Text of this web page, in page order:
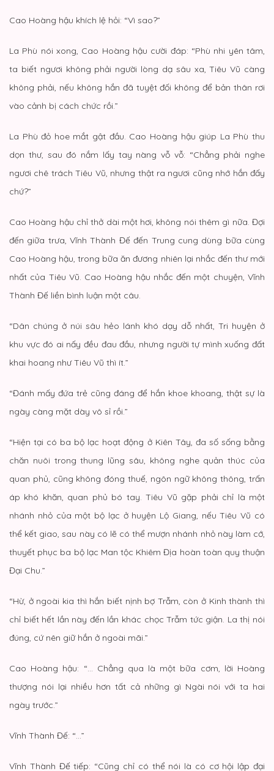
Cao Hoàng hậu khích lệ hỏi: “Vì sao?”
La Phù nói xong, Cao Hoàng hậu cười đáp: “Phù nhi yên tâm,
ta biết ngươi không phải người lòng dạ sâu xa, Tiêu Vũ càng
không phải, nếu không hắn đã tuyệt đối không để bản thân rơi
vào cảnh bị cách chức rồi.”
La Phù đỏ hoe mắt gật đầu. Cao Hoàng hậu giúp La Phù thu
dọn thư, sau đó nắm lấy tay nàng vỗ vỗ: “Chẳng phải nghe
ngươi chê trách Tiêu Vũ, nhưng thật ra ngươi cũng nhớ hắn đấy
chứ?”
Cao Hoàng hậu chỉ thở dài một hơi, không nói thêm gì nữa. Đợi
đến giữa trưa, Vĩnh Thành Đế đến Trung cung dùng bữa cùng
Cao Hoàng hậu, trong bữa ăn đương nhiên lại nhắc đến thư mới
nhất của Tiêu Vũ. Cao Hoàng hậu nhắc đến một chuyện, Vĩnh
Thành Đế liền bình luận một câu.
“Dân chúng ở núi sâu hẻo lánh khó dạy dỗ nhất, Tri huyện ở
khu vực đó ai nấy đều đau đầu, nhưng người tự mình xuống đất
khai hoang như Tiêu Vũ thì ít.”
“Đánh mấy đứa trẻ cũng đáng để hắn khoe khoang, thật sự là
ngày càng mặt dày vô sỉ rồi.”
“Hiện tại có ba bộ lạc hoạt động ở Kiên Tây, đa số sống bằng
chăn nuôi trong thung lũng sâu, không nghe quản thúc của
quan phủ, cũng không đóng thuế, ngôn ngữ không thông, trấn
áp khó khăn, quan phủ bó tay. Tiêu Vũ gặp phải chỉ là một
nhánh nhỏ của một bộ lạc ở huyện Lộ Giang, nếu Tiêu Vũ có
thể kết giao, sau này có lẽ có thể mượn nhánh nhỏ này làm cớ,
thuyết phục ba bộ lạc Man tộc Khiêm Địa hoàn toàn quy thuận
Đại Chu.”
“Hừ, ở ngoài kia thì hắn biết nịnh bợ Trẫm, còn ở Kinh thành thì
chỉ biết hết lần này đến lần khác chọc Trẫm tức giận. La thị nói
đúng, cứ nên giữ hắn ở ngoài mãi.”
Cao Hoàng hậu: “… Chẳng qua là một bữa cơm, lời Hoàng
thượng nói lại nhiều hơn tất cả những gì Ngài nói với ta hai
ngày trước.”
Vĩnh Thành Đế: “…”
Vĩnh Thành Đế tiếp: “Cũng chỉ có thể nói là có cơ hội lập đại